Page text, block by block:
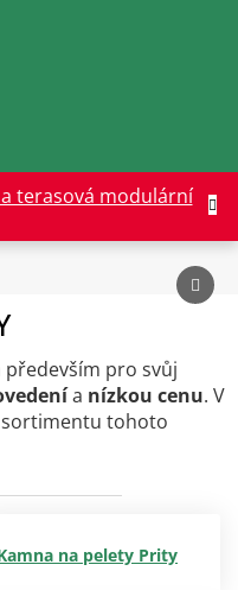
terasová modulární
především pro svůj
a nízkou cenu. V
sortimentu tohoto
na pelety Prity